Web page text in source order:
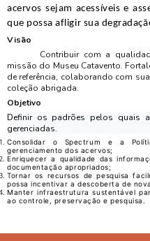
acervos sejam acessíveis e
que possa afligir sua
Visão
Contribuir com a
missão do Museu Catavento.
de referência, colaborando com
coleção abrigada.
Objetivo
Definir os padrões pelos quais
gerenciadas.
Consolidar o Spectrum e a
gerenciamento dos acervos;
Enriquecer a qualidade das
documentação apropriados;
Tornar os recursos de pesquisa
possa incentivar a descoberta de
Manter infraestrutura sustentável
ao controle, preservação e pesquisa.